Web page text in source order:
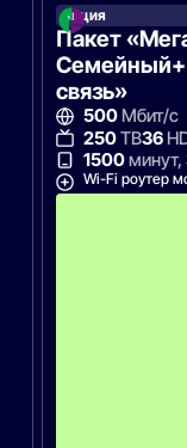
МегаФон
Акция
Пакет
связь»
500Мбит/с
250ТВ36
1500минут,
Wi-Fi роутер